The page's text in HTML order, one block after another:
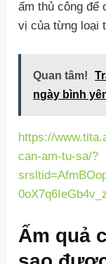
ấm thủ công để
vị của từng loại
Quan tâm!
ngày bình
https://
can-am-tu-sa/?
Ấm quả